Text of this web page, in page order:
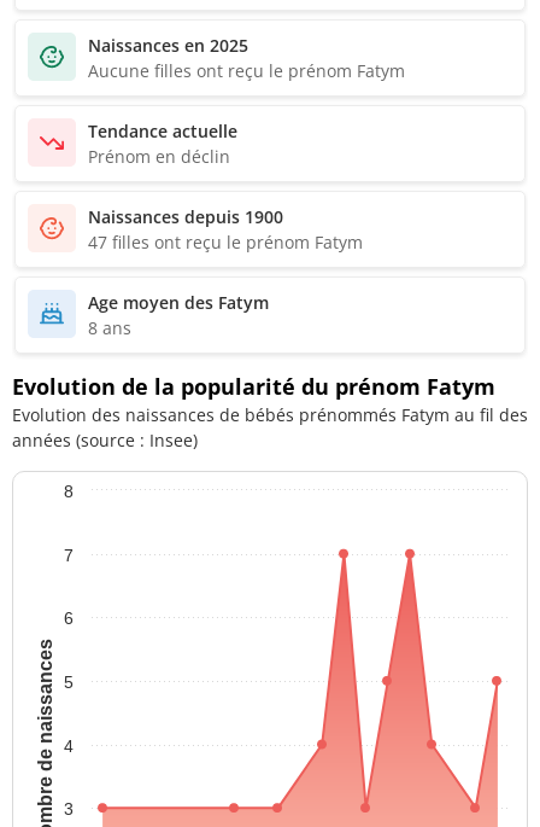
Naissances en 2025
Aucune filles ont reçu le prénom Fatym
Tendance actuelle
Prénom en déclin
Naissances depuis 1900
47 filles ont reçu le prénom Fatym
Age moyen des Fatym
8 ans
Evolution de la popularité du prénom Fatym
Evolution des naissances de bébés prénommés Fatym au fil des
années (source : Insee)
Nombre de naissances 3
4
5
6
7
8